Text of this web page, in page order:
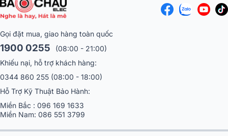
Gọi đặt mua, giao hàng toàn quốc
1900 0255
(08:00 - 21:00)
Khiếu nại, hỗ trợ khách hàng:
0344 860 255 (08:00 - 18:00)
Hỗ Trợ Kỹ Thuật Bảo Hành:
Miền Bắc : 096 169 1633
Miền Nam: 086 551 3799